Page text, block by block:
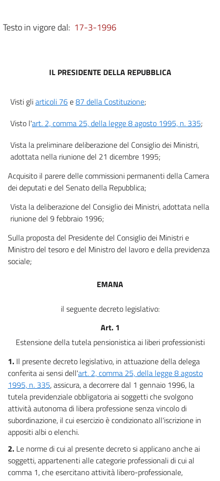
Testo in vigore dal: 17-3-1996
IL PRESIDENTE DELLA REPUBBLICA
Visti gliarticoli 76e87 della Costituzione;
Visto l'art. 2, comma 25, della legge 8 agosto 1995, n. 335;
Vista la preliminare deliberazione del Consiglio dei Ministri,
adottata nella riunione del 21 dicembre 1995;
Acquisito il parere delle commissioni permanenti della Camera
dei deputati e del Senato della Repubblica;
Vista la deliberazione del Consiglio dei Ministri, adottata nella
riunione del 9 febbraio 1996;
Sulla proposta del Presidente del Consiglio dei Ministri e
Ministro del tesoro e del Ministro del lavoro e della previdenza
sociale;
EMANA
il seguente decreto legislativo:
Art. 1
Estensione della tutela pensionistica ai liberi professionisti
1. Il presente decreto legislativo, in attuazione della delega
conferita ai sensi dell'art. 2, comma 25, della legge 8 agosto
1995, n. 335, assicura, a decorrere dal 1 gennaio 1996, la
tutela previdenziale obbligatoria ai soggetti che svolgono
attività autonoma di libera professione senza vincolo di
subordinazione, il cui esercizio è condizionato all'iscrizione in
appositi albi o elenchi.
2. Le norme di cui al presente decreto si applicano anche ai
soggetti, appartenenti alle categorie professionali di cui al
comma 1, che esercitano attività libero-professionale,